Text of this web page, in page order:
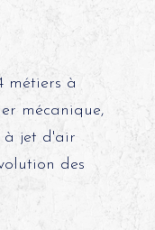
métiers à
mécanique,
à jet d'air
des